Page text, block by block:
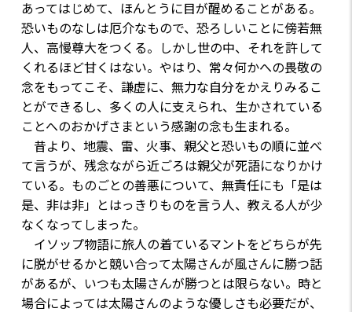
あってはじめて、ほんとうに目が醒めることがある。
恐いものなしは厄介なもので、恐ろしいことに傍若無
人、高慢尊大をつくる。しかし世の中、それを許して
くれるほど甘くはない。やはり、常々何かへの畏敬の
念をもってこそ、謙虚に、無力な自分をかえりみるこ
とができるし、多くの人に支えられ、生かされている
ことへのおかげさまという感謝の念も生まれる。
昔より、地震、雷、火事、親父と恐いもの順に並べ
て言うが、残念ながら近ごろは親父が死語になりかけ
ている。ものごとの善悪について、無責任にも「是は
是、非は非」とはっきりものを言う人、教える人が少
なくなってしまった。
イソップ物語に旅人の着ているマントをどちらが先
に脱がせるかと競い合って太陽さんが風さんに勝つ話
があるが、いつも太陽さんが勝つとは限らない。時と
場合によっては太陽さんのような優しさも必要だが、